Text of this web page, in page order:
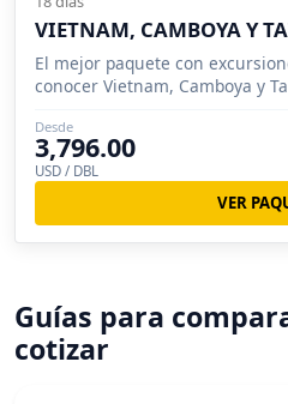
VIETNAM, CAMBOYA Y
El mejor paquete con
conocer Vietnam, Camboya y
Desde
3,796.00
USD / DBL
VER
Guías para
cotizar